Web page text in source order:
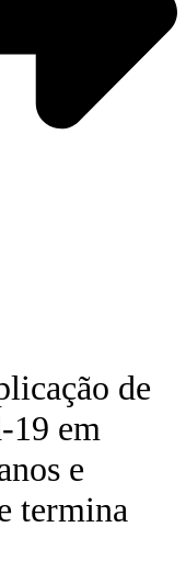
de
19 em
e
termina